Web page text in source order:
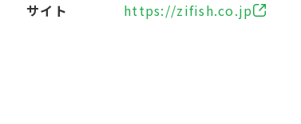
サイト
https://zifish.co.jp